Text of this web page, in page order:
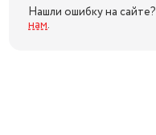
Нашли ошибку на сайте?
нам.